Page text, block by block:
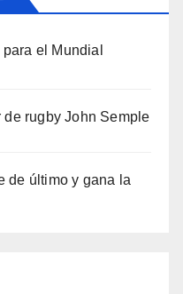
el Mundial
rugby John Semple
de último y gana la